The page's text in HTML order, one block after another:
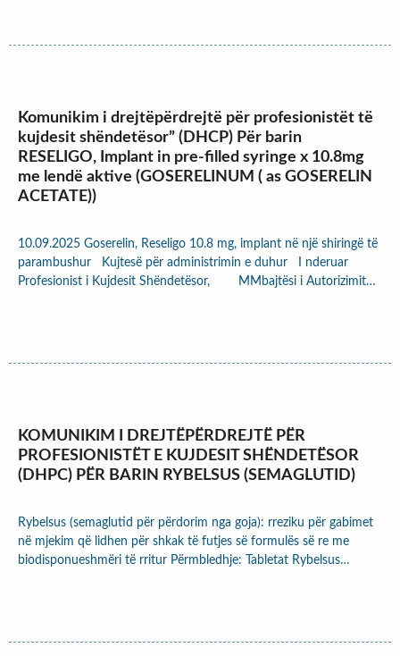
Komunikim i drejtëpërdrejtë për profesionistët të
kujdesit shëndetësor” (DHCP) Për barin
RESELIGO, Implant in pre-filled syringe x 10.8mg
me lendë aktive (GOSERELINUM ( as GOSERELIN
ACETATE))
10.09.2025 Goserelin, Reseligo 10.8 mg, implant në një shiringë të
parambushur Kujtesë për administrimin e duhur I nderuar
Profesionist i Kujdesit Shëndetësor, MMbajtësi i Autorizimit…
KOMUNIKIM I DREJTËPËRDREJTË PËR
PROFESIONISTËT E KUJDESIT SHËNDETËSOR
(DHPC) PËR BARIN RYBELSUS (SEMAGLUTID)
Rybelsus (semaglutid për përdorim nga goja): rreziku për gabimet
në mjekim që lidhen për shkak të futjes së formulës së re me
biodisponueshmëri të rritur Përmbledhje: Tabletat Rybelsus…